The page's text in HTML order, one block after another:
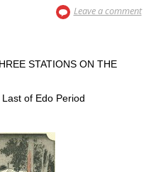
Leave a comment
STATIONS ON THE
of Edo Period